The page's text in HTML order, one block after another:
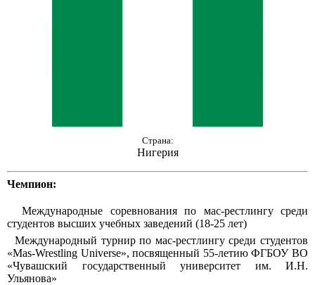
Страна:
Нигерия
Чемпион:
Международные соревнования по мас-рестлингу среди
студентов высших учебных заведений (18-25 лет)
Международный турнир по мас-рестлингу среди студентов
«Mas-Wrestling Universe», посвященный 55-летию ФГБОУ ВО
«Чувашский государственный университет им. И.Н.
Ульянова»